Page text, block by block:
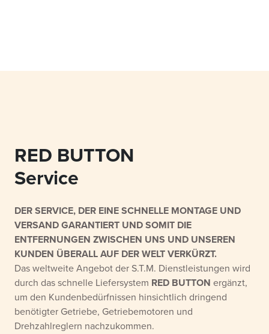
RED BUTTON
Service
DER SERVICE, DER EINE SCHNELLE MONTAGE UND
VERSAND GARANTIERT UND SOMIT DIE
ENTFERNUNGEN ZWISCHEN UNS UND UNSEREN
KUNDEN ÜBERALL AUF DER WELT VERKÜRZT.
Das weltweite Angebot der S.T.M. Dienstleistungen wird
durch das schnelle Liefersystem RED BUTTON ergänzt,
um den Kundenbedürfnissen hinsichtlich dringend
benötigter Getriebe, Getriebemotoren und
Drehzahlreglern nachzukommen.